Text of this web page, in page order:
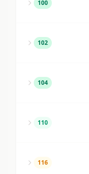
100
102
104
110
116